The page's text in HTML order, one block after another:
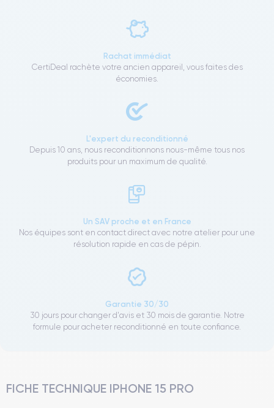
Rachat immédiat
CertiDeal rachète votre ancien appareil, vous faites des
économies.
L'expert du reconditionné
Depuis 10 ans, nous reconditionnons nous-même tous nos
produits pour un maximum de qualité.
Un SAV proche et en France
Nos équipes sont en contact direct avec notre atelier pour une
résolution rapide en cas de pépin.
Garantie 30/30
30 jours pour changer d'avis et 30 mois de garantie. Notre
formule pour acheter reconditionné en toute confiance.
FICHE TECHNIQUE IPHONE 15 PRO